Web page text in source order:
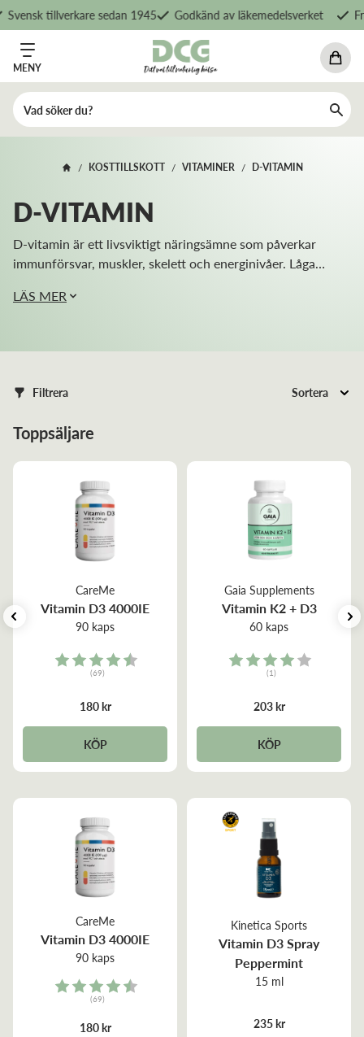
tillverkare sedan 1945 Godkänd av läkemedelsverket Fri
MENY
/ KOSTTILLSKOTT / VITAMINER / D-VITAMIN
D-VITAMIN
D-vitamin är ett livsviktigt näringsämne som påverkar
immunförsvar, muskler, skelett och energinivåer. Låga
när solen inte räcker för att kroppen...
LÄS MER
Filtrera Sortera
Toppsäljare
CareMe
Vitamin D3 4000IE
90 kaps
Rating:
(69)
180 kr
KÖP
Gaia Supplements
Vitamin K2 + D3
60 kaps
Rating:
(1)
203 kr
KÖP
CareMe
Vitamin D3 4000IE
90 kaps
Rating:
(69)
180 kr
Kinetica Sports
Vitamin D3 Spray
Peppermint
15 ml
235 kr